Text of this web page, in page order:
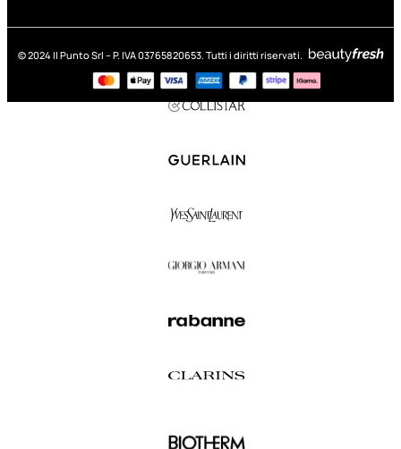
© 2024 Il Punto Srl – P. IVA 03765820653. Tutti i diritti riservati.